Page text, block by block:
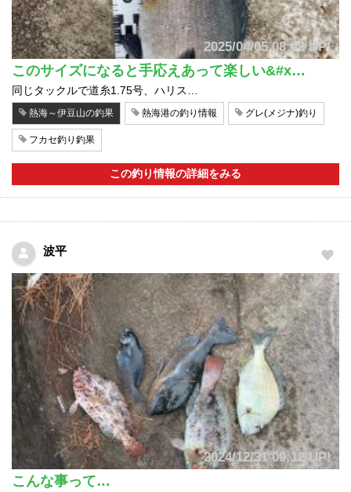
2025/04/05 08:49 UP!
このサイズになると手応えあって楽しい&#x…
同じタックルで道糸1.75号、ハリス…
熱海～伊豆山の釣果 熱海港の釣り情報 グレ(メジナ)釣り
フカセ釣り釣果
この釣り情報の詳細をみる
波平
2024/12/31 09:12 UP!
こんな事って…